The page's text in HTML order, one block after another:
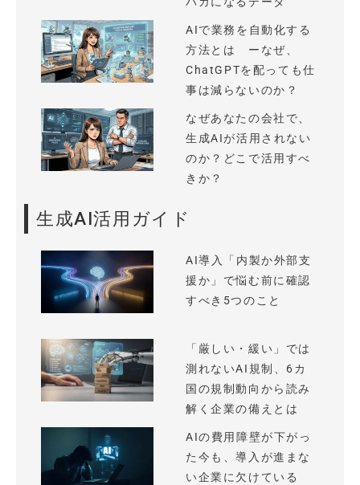
AIで業務を自動化する
方法とは ーなぜ、
ChatGPTを配っても仕
事は減らないのか？
なぜあなたの会社で、
生成AIが活用されない
のか？どこで活用すべ
きか？
生成AI活用ガイド
AI導入「内製か外部支
援か」で悩む前に確認
すべき5つのこと
「厳しい・緩い」では
測れないAI規制、6カ
国の規制動向から読み
解く企業の備えとは
AIの費用障壁が下がっ
た今も、導入が進まな
い企業に欠けている